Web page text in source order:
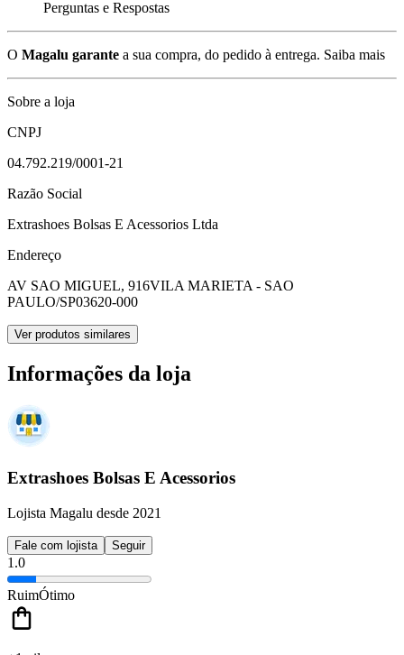
Perguntas e Respostas
O Magalu garante a sua compra, do pedido à entrega. Saiba mais
Sobre a loja
CNPJ
04.792.219/0001-21
Razão Social
Extrashoes Bolsas E Acessorios Ltda
Endereço
AV SAO MIGUEL, 916VILA MARIETA - SAO
PAULO/SP03620-000
Ver produtos similares
Informações da loja
Extrashoes Bolsas E Acessorios
Lojista Magalu desde 2021
Fale com lojista Seguir
1.0
RuimÓtimo